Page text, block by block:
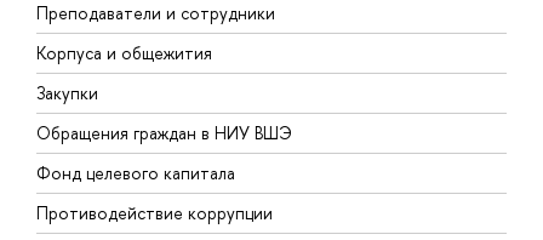
Преподаватели и сотрудники
Корпуса и общежития
Закупки
Обращения граждан в НИУ ВШЭ
Фонд целевого капитала
Противодействие коррупции